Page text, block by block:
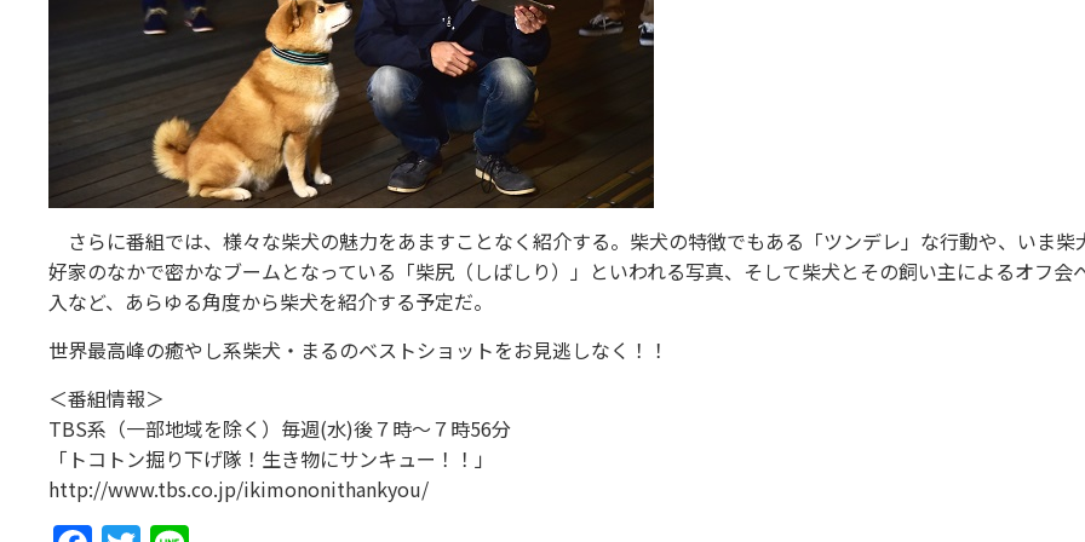
さらに番組では、様々な柴犬の魅力をあますことなく紹介する。柴犬の特徴でもある「ツンデレ」な行動や、いま柴
好家のなかで密かなブームとなっている「柴尻（しばしり）」といわれる写真、そして柴犬とその飼い主によるオフ会
入など、あらゆる角度から柴犬を紹介する予定だ。
世界最高峰の癒やし系柴犬・まるのベストショットをお見逃しなく！！
＜番組情報＞
TBS系（一部地域を除く）毎週(水)後７時～７時56分
「トコトン掘り下げ隊！生き物にサンキュー！！」
http://www.tbs.co.jp/ikimononithankyou/